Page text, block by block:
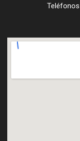
Teléfonos